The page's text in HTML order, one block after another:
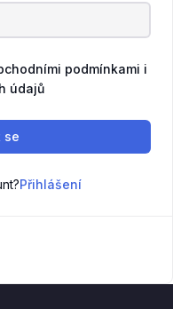
podmínkami i
údajů
se
Přihlášení